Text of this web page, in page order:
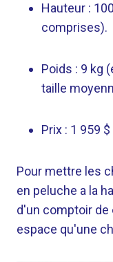
Hauteur :
comprises).
Poids : 9 kg
taille
Prix ​​: 1 959 $
Pour mettre les
en peluche a la
d'un comptoir
espace qu'une